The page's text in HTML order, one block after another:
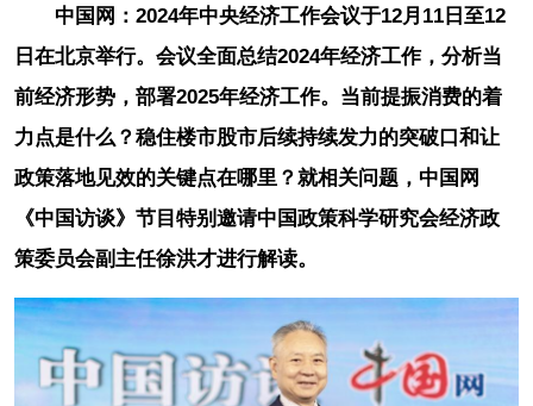
中国网：2024年中央经济工作会议于12月11日至12
日在北京举行。会议全面总结2024年经济工作，分析当
前经济形势，部署2025年经济工作。当前提振消费的着
力点是什么？稳住楼市股市后续持续发力的突破口和让
政策落地见效的关键点在哪里？就相关问题，中国网
《中国访谈》节目特别邀请中国政策科学研究会经济政
策委员会副主任徐洪才进行解读。